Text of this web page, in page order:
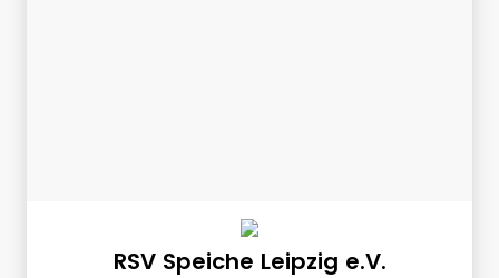
RSV Speiche Leipzig e.V.